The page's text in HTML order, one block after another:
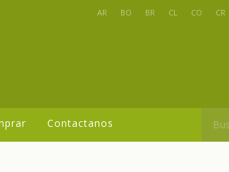
AR BO BR CL CO CR
Contactanos